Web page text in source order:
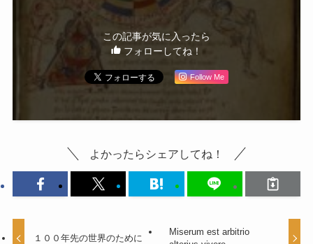
この記事が気に入ったら
フォローしてね！
Follow Me
よかったらシェアしてね！
１００年先の世界のために
Miserum est arbitrio